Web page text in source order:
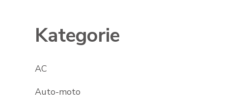
Kategorie
AC
Auto-moto